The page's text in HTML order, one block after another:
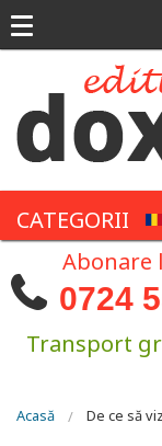
CATEGORII
Abonare
0724
Transport
Eşti aici
Acasă De ce să